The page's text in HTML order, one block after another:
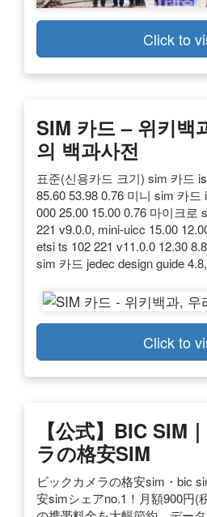
Click to
SIM 카드 – 위키백
의 백과사전
표준(신용카드 크기) sim 카드
85.60 53.98 0.76 미니 sim 카드
000 25.00 15.00 0.76 마이크로
221 v9.0.0, mini-uicc 15.00
etsi ts 102 221 v11.0.0 12.30
sim 카드 jedec design guide
Click to
【公式】BIC SIM
ラの格安SIM
ビックカメラの格安sim・bic
安simシェアno.1！月額900円(